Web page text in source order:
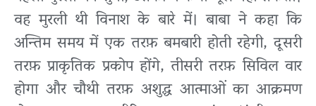
वह मुरली थी विनाश के बारे में। बाबा ने कहा कि
अन्तिम समय में एक तरफ़ बमबारी होती रहेगी, दूसरी
तरफ़ प्राकृतिक प्रकोप होंगे, तीसरी तरफ़ सिविल वार
होगा और चौथी तरफ़ अशुद्ध आत्माओं का आक्रमण